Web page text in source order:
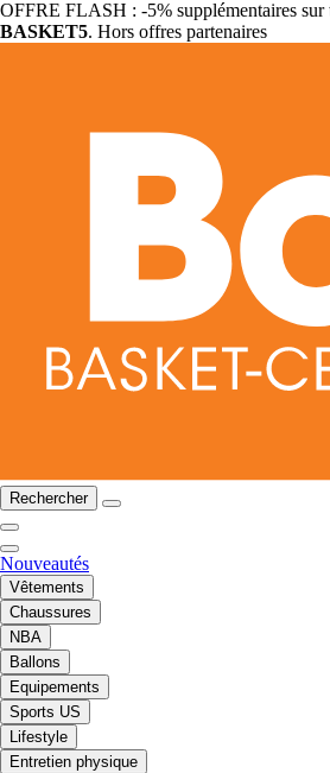
OFFRE FLASH : -5% supplémentaires sur
BASKET5. Hors offres partenaires
Rechercher
Nouveautés
Vêtements
Chaussures
NBA
Ballons
Equipements
Sports US
Lifestyle
Entretien physique